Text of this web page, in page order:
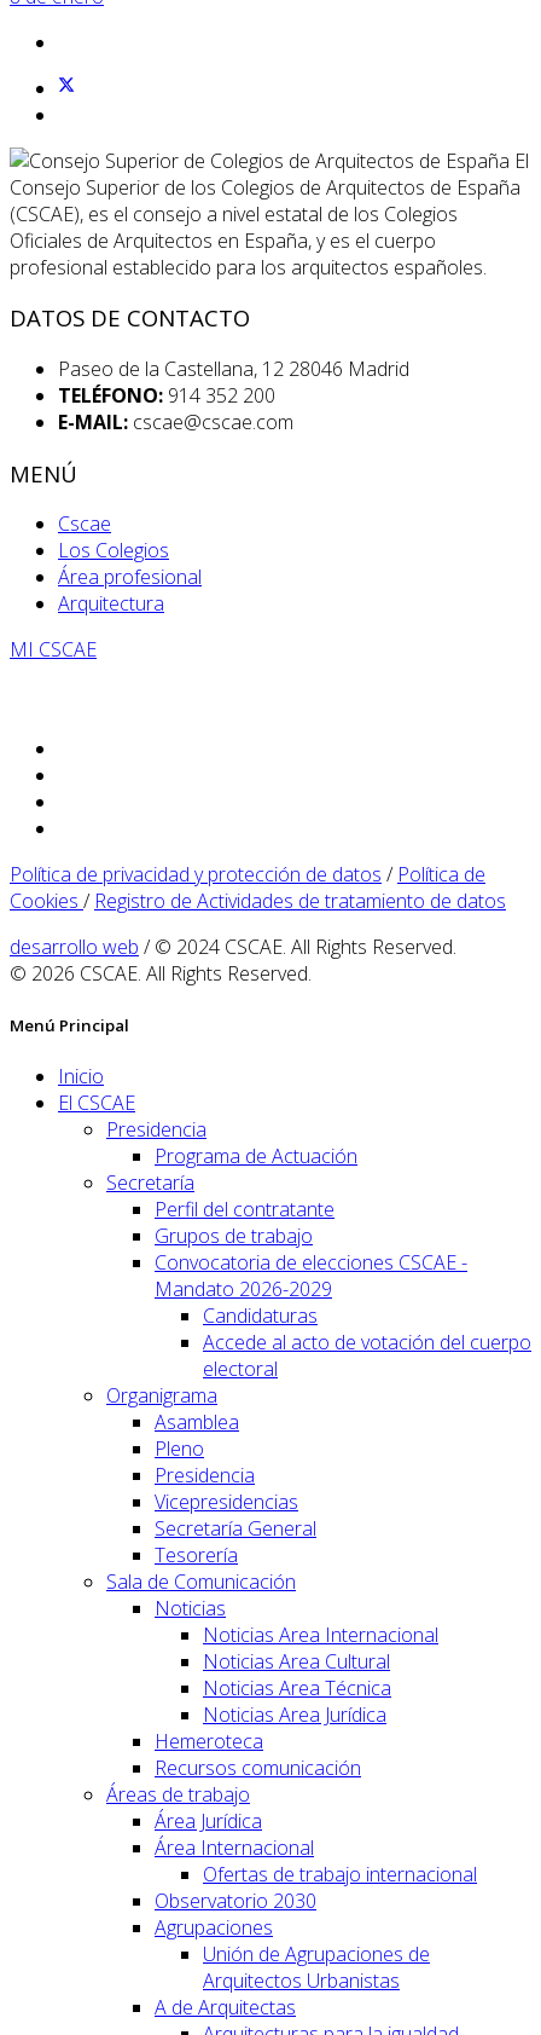
El
Consejo Superior de los Colegios de Arquitectos de España
(CSCAE), es el consejo a nivel estatal de los Colegios
Oficiales de Arquitectos en España, y es el cuerpo
profesional establecido para los arquitectos españoles.
DATOS DE CONTACTO
Paseo de la Castellana, 12 28046 Madrid
TELÉFONO: 914 352 200
E-MAIL: cscae@cscae.com
MENÚ
Cscae
Los Colegios
Área profesional
Arquitectura
MI CSCAE
Política de privacidad y protección de datos / Política de
Cookies / Registro de Actividades de tratamiento de datos
desarrollo web / © 2024 CSCAE. All Rights Reserved.
© 2026 CSCAE. All Rights Reserved.
Menú Principal
Inicio
El CSCAE
Presidencia
Programa de Actuación
Secretaría
Perfil del contratante
Grupos de trabajo
Convocatoria de elecciones CSCAE -
Mandato 2026-2029
Candidaturas
Accede al acto de votación del cuerpo
electoral
Organigrama
Asamblea
Pleno
Presidencia
Vicepresidencias
Secretaría General
Tesorería
Sala de Comunicación
Noticias
Noticias Area Internacional
Noticias Area Cultural
Noticias Area Técnica
Noticias Area Jurídica
Hemeroteca
Recursos comunicación
Áreas de trabajo
Área Jurídica
Área Internacional
Ofertas de trabajo internacional
Observatorio 2030
Agrupaciones
Unión de Agrupaciones de
Arquitectos Urbanistas
A de Arquitectas